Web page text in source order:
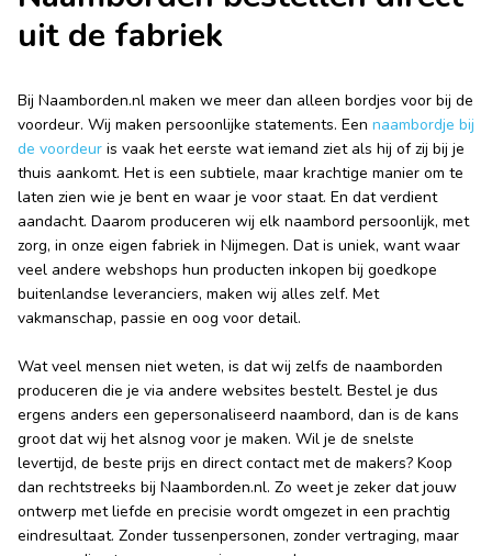
uit de fabriek
Bij Naamborden.nl maken we meer dan alleen bordjes voor bij de
voordeur. Wij maken persoonlijke statements. Een naambordje bij
de voordeur is vaak het eerste wat iemand ziet als hij of zij bij je
thuis aankomt. Het is een subtiele, maar krachtige manier om te
laten zien wie je bent en waar je voor staat. En dat verdient
aandacht. Daarom produceren wij elk naambord persoonlijk, met
zorg, in onze eigen fabriek in Nijmegen. Dat is uniek, want waar
veel andere webshops hun producten inkopen bij goedkope
buitenlandse leveranciers, maken wij alles zelf. Met
vakmanschap, passie en oog voor detail.
Wat veel mensen niet weten, is dat wij zelfs de naamborden
produceren die je via andere websites bestelt. Bestel je dus
ergens anders een gepersonaliseerd naambord, dan is de kans
groot dat wij het alsnog voor je maken. Wil je de snelste
levertijd, de beste prijs en direct contact met de makers? Koop
dan rechtstreeks bij Naamborden.nl. Zo weet je zeker dat jouw
ontwerp met liefde en precisie wordt omgezet in een prachtig
eindresultaat. Zonder tussenpersonen, zonder vertraging, maar